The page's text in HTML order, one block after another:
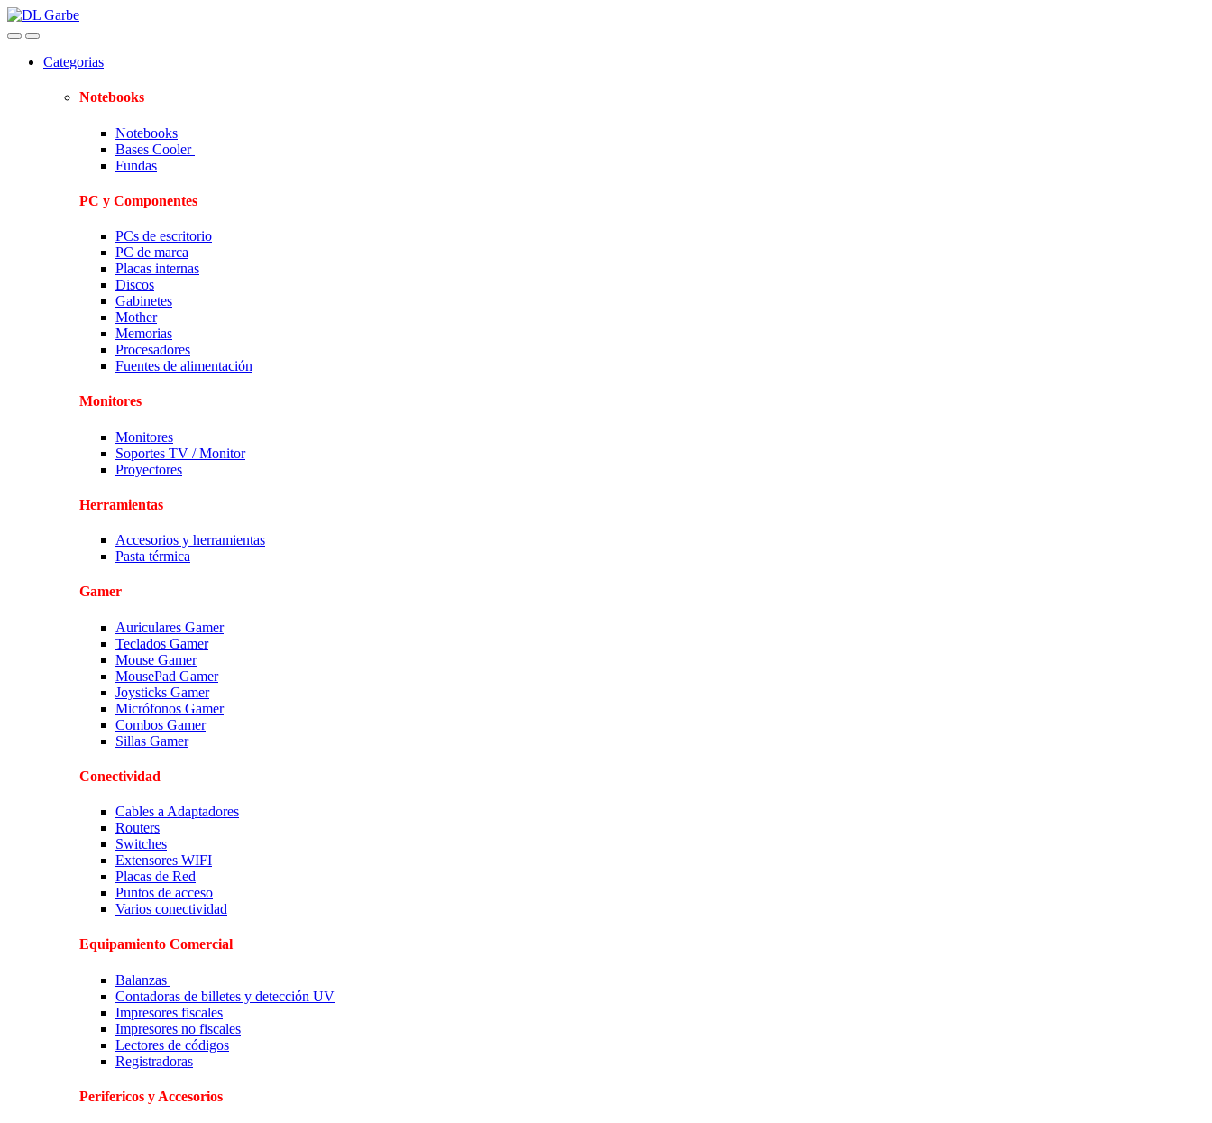
Skip
to
Skip
to
Categorias
Notebooks
Notebooks
Bases Cooler
Fundas
PC y Componentes
PCs de escritorio
PC de marca
Placas internas
Discos
Gabinetes
Mother
Memorias
Procesadores
Fuentes de alimentación
Monitores
Monitores
Soportes TV / Monitor
Proyectores
Herramientas
Accesorios y herramientas
Pasta térmica
Gamer
Auriculares Gamer
Teclados Gamer
Mouse Gamer
MousePad Gamer
Joysticks Gamer
Micrófonos Gamer
Combos Gamer
Sillas Gamer
Conectividad
Cables a Adaptadores
Routers
Switches
Extensores WIFI
Placas de Red
Puntos de acceso
Varios conectividad
Equipamiento Comercial
Balanzas
Contadoras de billetes y detección UV
Impresores fiscales
Impresores no fiscales
Lectores de códigos
Registradoras
Perifericos y Accesorios